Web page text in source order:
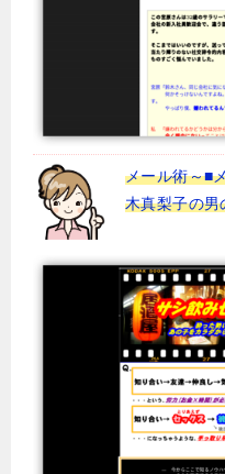
メール術～■
木真梨子の男